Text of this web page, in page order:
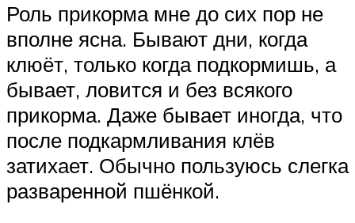
Роль прикорма мне до сих пор не
вполне ясна. Бывают дни, когда
клюёт, только когда подкормишь, а
бывает, ловится и без всякого
прикорма. Даже бывает иногда, что
после подкармливания клёв
затихает. Обычно пользуюсь слегка
разваренной пшёнкой.